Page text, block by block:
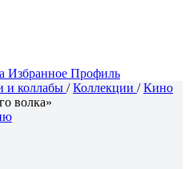
Избранное Профиль
и коллабы /Коллекции /Кино
волка»